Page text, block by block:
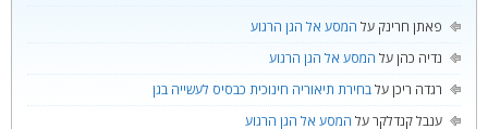
פאתן חרינק על המסע אל הגן הרגוע
נדיה כהןעל המסע אל הגן הרגוע
רגדה ריכןעלבחירת תיאוריה חינוכית כבסיס לעשייה בגן
ענבל קנדלקרעל המסע אל הגן הרגוע